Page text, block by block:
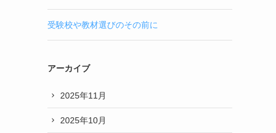
受験校や教材選びのその前に
アーカイブ
2025年11月
2025年10月